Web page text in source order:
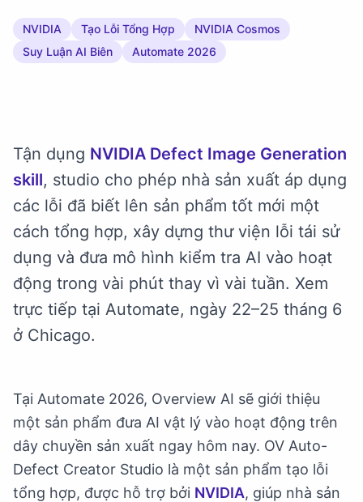
NVIDIA Tạo Lỗi Tổng Hợp
NVIDIA Cosmos
Suy Luận AI Biên
Automate 2026
Tận dụng NVIDIA Defect Image Generation
skill, studio cho phép nhà sản xuất áp dụng
các lỗi đã biết lên sản phẩm tốt mới một
cách tổng hợp, xây dựng thư viện lỗi tái sử
dụng và đưa mô hình kiểm tra AI vào hoạt
động trong vài phút thay vì vài tuần. Xem
trực tiếp tại Automate, ngày 22–25 tháng 6
ở Chicago.
Tại Automate 2026, Overview AI sẽ giới thiệu
một sản phẩm đưa AI vật lý vào hoạt động trên
dây chuyền sản xuất ngay hôm nay. OV Auto-
Defect Creator Studio là một sản phẩm tạo lỗi
tổng hợp, được hỗ trợ bởi NVIDIA, giúp nhà sản